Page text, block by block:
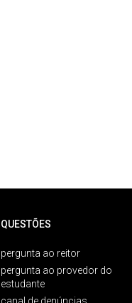
QUESTÕES
pergunta ao reitor
pergunta ao provedor do
estudante